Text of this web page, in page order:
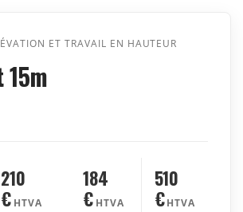
ET TRAVAIL EN HAUTEUR
210
€ HTVA
184
€ HTVA
510
€ HTVA